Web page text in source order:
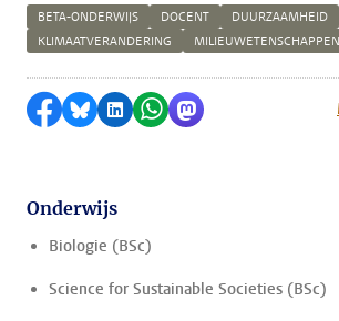
BETA-ONDERWIJS DOCENT DUURZAAMHEID
KLIMAATVERANDERING
MILIEUWETENSCHAPPEN
Delen op Facebook
Delen via Bluesky
Delen op LinkedIn
Delen via WhatsApp
Delen via
Onderwijs
Biologie (BSc)
Science for Sustainable Societies (BSc)